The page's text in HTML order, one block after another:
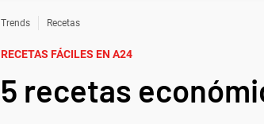
Trends Recetas
RECETAS FÁCILES EN A24
5 recetas